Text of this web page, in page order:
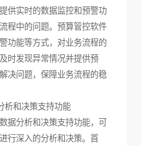
供实时的数据监控和预警功
程中的问题。预算管控软件
功能等方式，对业务流程的
时发现异常情况并提供预
决问题，保障业务流程的稳
析和决策支持功能
据分析和决策支持功能，可
行深入的分析和决策。首